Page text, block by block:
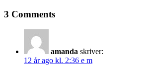
3 Comments
amanda skriver:
12 år ago kl. 2:36 e m